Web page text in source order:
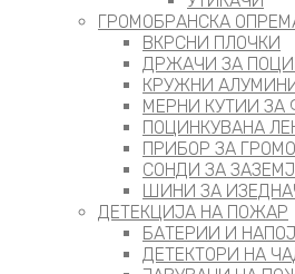
ГРОМОБРАНСКА
ВКРСНИ ПЛОЧКИ
ДРЖАЧИ ЗА
КРУЖНИ
МЕРНИ КУТИИ ЗА
ПОЦИНКУВАНА
ПРИБОР ЗА
СОНДИ ЗА
ШИНИ ЗА
ДЕТЕКЦИЈА НА ПОЖАР
БАТЕРИИ И
ДЕТЕКТОРИ НА